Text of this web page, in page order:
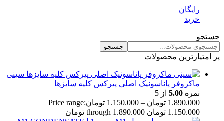
رایگان
خرید
جستجو
جستجو
پر امتیازترین محصولات
سینی
ماکروفر پاناسونیک اصلی پیرکس کلیه سایزها
نمره 5.00 از 5
1.890.000 تومان –
1.150.000 تومانPrice range:
1.150.000 تومان through 1.890.000 تومان